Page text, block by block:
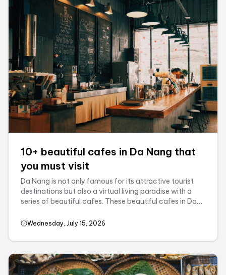
10+ beautiful cafes in Da Nang that
you must visit
Da Nang is not only famous for its attractive tourist
destinations but also a virtual living paradise with a
series of beautiful cafes. These beautiful cafes in Da
Wednesday, July 15, 2026